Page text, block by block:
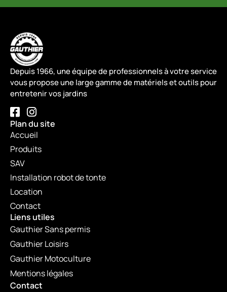
Depuis 1966, une équipe de professionnels à votre service
vous propose une large gamme de matériels et outils pour
entretenir vos jardins
Plan du site
Accueil
Produits
SAV
Installation robot de tonte
Location
Contact
Liens utiles
Gauthier Sans permis
Gauthier Loisirs
Gauthier Motoculture
Mentions légales
Contact